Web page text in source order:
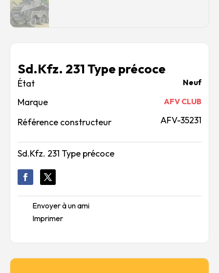
Carte cadeau
Maquette par marque
Sd.Kfz. 231 Type précoce
Neuf
Marque AFV CLUB
Référence constructeur AFV-35231
Sd.Kfz. 231 Type précoce
Envoyer à un ami
Imprimer